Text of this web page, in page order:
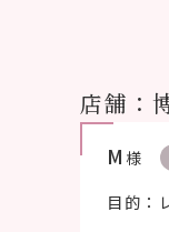
店舗：
M 様
目的：